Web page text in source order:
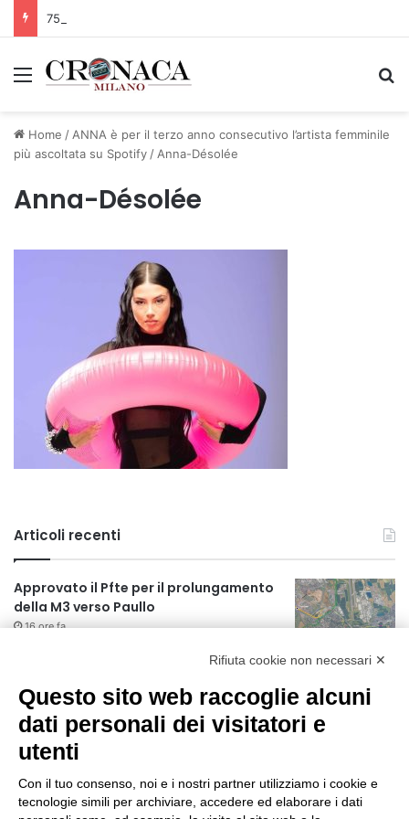
Menu
Home / ANNA è per il terzo anno consecutivo l’artista femminile
più ascoltata su Spotify / Anna-Désolée
Anna-Désolée
Articoli recenti
Approvato il Pfte per il prolungamento
della M3 verso Paullo
16 ore fa
75 anni di INFN. La comunità, la storia, il
futuro della ricerca in fisica
fondamentale in Italia
16 ore fa
Milano Aiuta Estate, 1600 prestazioni di
assistenza attivate
18 ore fa
Rifiuta cookie non necessari ✕
Questo sito web raccoglie alcuni
dati personali dei visitatori e
utenti
Con il tuo consenso, noi e i nostri partner utilizziamo i cookie e
tecnologie simili per archiviare, accedere ed elaborare i dati